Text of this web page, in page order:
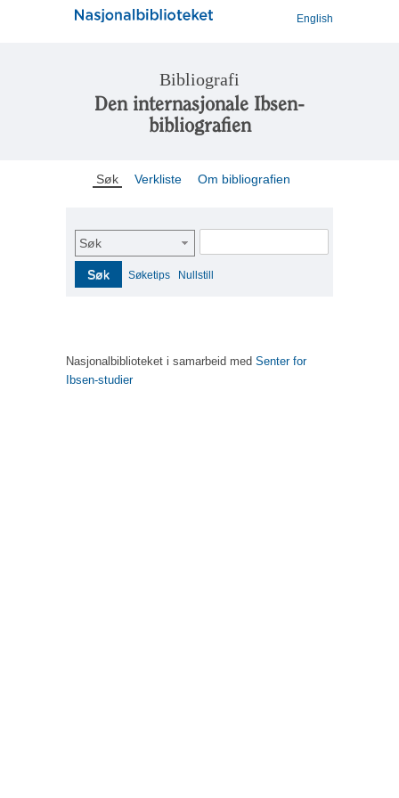
English
Bibliografi
Den internasjonale Ibsen-
bibliografien
Søk Verkliste Om bibliografien
Søk
Søk Søketips Nullstill
Nasjonalbiblioteket i samarbeid med Senter for
Ibsen-studier